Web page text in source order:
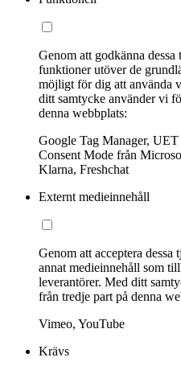
Genom att godkänna
funktioner utöver de
möjligt för dig att använda
ditt samtycke använder vi
denna webbplats:
Google Tag Manager,
Consent Mode från
Klarna, Freshchat
Externt medieinnehåll
Genom att acceptera
annat medieinnehåll som
leverantörer. Med ditt
från tredje part på denna
Vimeo, YouTube
Krävs